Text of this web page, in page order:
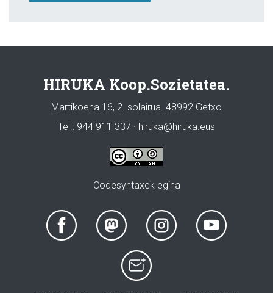
HIRUKA Koop.Sozietatea.
Martikoena 16, 2. solairua. 48992 Getxo
Tel.: 944 911 337 · hiruka@hiruka.eus
Codesyntaxek egina